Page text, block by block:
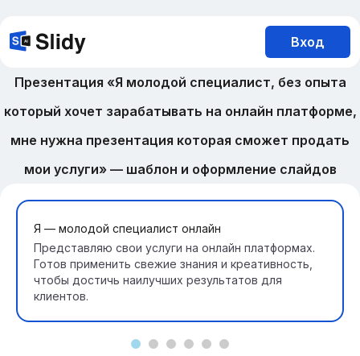
Вход
Презентация «Я молодой специалист, без опыта
который хочет зарабатывать на онлайн платформе,
мне нужна презентация которая сможет продать
мои услуги» — шаблон и оформление слайдов
Я — молодой специалист онлайн
Представляю свои услуги на онлайн платформах.
Готов применить свежие знания и креативность,
чтобы достичь наилучших результатов для
клиентов.